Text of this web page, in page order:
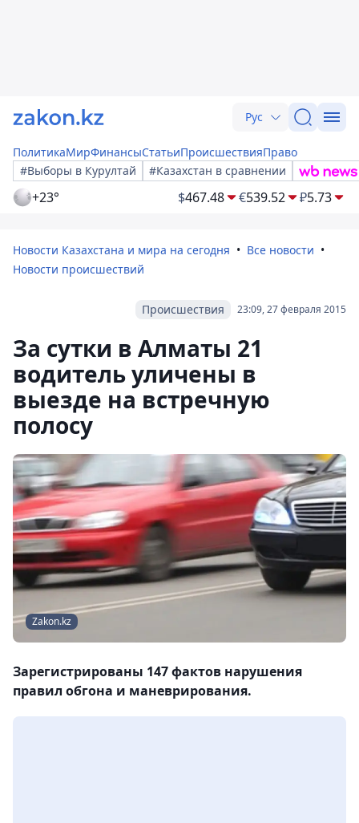
Рус
ПолитикаМирФинансыСтатьиПроисшествияПраво
#Выборы в Курултай
#Казахстан в сравнении
+23° $467.48 €539.52 ₽5.73
Новости Казахстана и мира на сегодня
Все новости
Новости происшествий
23:09, 27 февраля 2015
Происшествия
За сутки в Алматы 21
водитель уличены в
выезде на встречную
полосу
Zakon.kz
Зарегистрированы 147 фактов нарушения
правил обгона и маневрирования.